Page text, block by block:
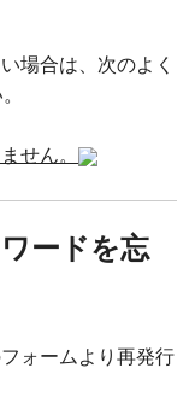
場合は、次のよく
せん。
ードを忘
ォームより再発行